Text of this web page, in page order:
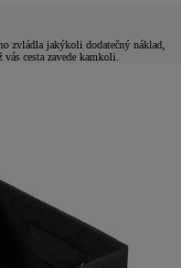
zvládla jakýkoli dodatečný náklad,
cesta zavede kamkoli.